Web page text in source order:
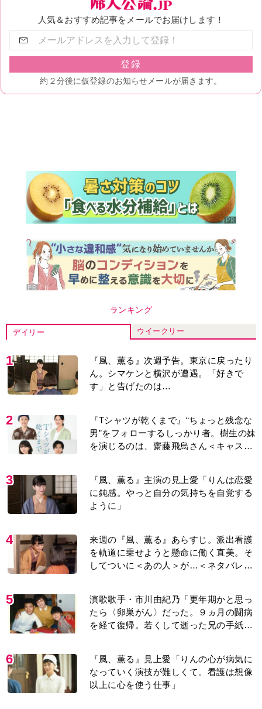
ランキング
デイリー ウイークリー
1
『風、薫る』次週予告。東京に戻ったり
ん。シマケンと横沢が遭遇。「好きで
す」と告げたのは…
2
『Tシャツが乾くまで』“ちょっと残念な
男”をフォローするしっかり者。樹生の妹
を演じるのは、齋藤飛鳥さん＜キャスト
3
『風、薫る』主演の見上愛「りんは恋愛
に鈍感。やっと自分の気持ちを自覚する
ように」
4
来週の『風、薫る』あらすじ。派出看護
を軌道に乗せようと懸命に働く直美。そ
してついに＜あの人＞が…＜ネタバレあ
5
演歌歌手・市川由紀乃「更年期かと思っ
たら〈卵巣がん〉だった。９ヵ月の闘病
を経て復帰。若くして逝った兄の手紙を
6
『風、薫る』見上愛「りんの心が病気に
なっていく演技が難しくて。看護は想像
以上に心を使う仕事」